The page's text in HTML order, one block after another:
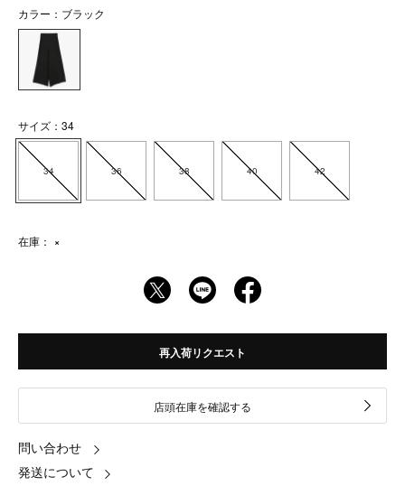
カラー：ブラック
サイズ：34
34 36 38 40 42
在庫： ×
再入荷リクエスト
店頭在庫を確認する
問い合わせ
発送について